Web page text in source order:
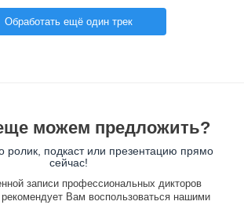
Обработать ещё один трек
можем предложить?
ролик, подкаст или презентацию прямо
сейчас!
записи профессиональных дикторов
Вам воспользоваться нашими